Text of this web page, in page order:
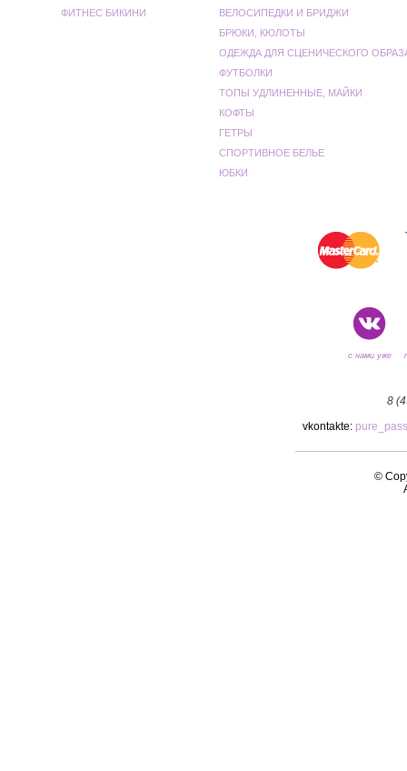
ФИТНЕС БИКИНИ
ВЕЛОСИПЕДКИ И БРИДЖИ
БРЮКИ, КЮЛОТЫ
ОДЕЖДА ДЛЯ СЦЕНИЧЕСКОГО
ФУТБОЛКИ
ТОПЫ УДЛИНЕННЫЕ, МАЙКИ
КОФТЫ
ГЕТРЫ
СПОРТИВНОЕ БЕЛЬЕ
ЮБКИ
с нами уже
8
vkontakte:
©